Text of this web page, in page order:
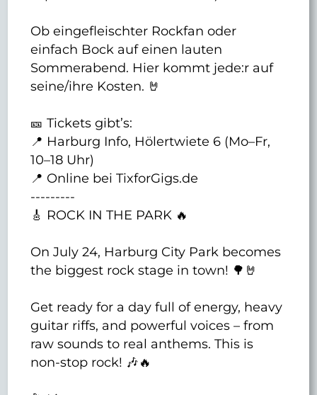
Ob eingefleischter Rockfan oder
einfach Bock auf einen lauten
Sommerabend. Hier kommt jede:r auf
seine/ihre Kosten. 🤘
🎫 Tickets gibt’s:
📍 Harburg Info, Hölertwiete 6 (Mo–Fr,
10–18 Uhr)
📍 Online bei TixforGigs.de
---------
🎸 ROCK IN THE PARK 🔥
On July 24, Harburg City Park becomes
the biggest rock stage in town! 🌳🤘
Get ready for a day full of energy, heavy
guitar riffs, and powerful voices – from
raw sounds to real anthems. This is
non-stop rock! 🎶🔥